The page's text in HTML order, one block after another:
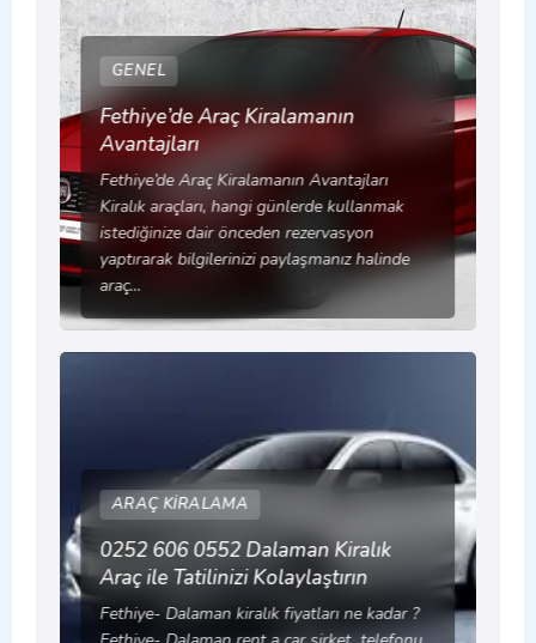
GENEL
Fethiye’de Araç Kiralamanın
Avantajları
Fethiye’de Araç Kiralamanın Avantajları
Kiralık araçları, hangi günlerde kullanmak
istediğinize dair önceden rezervasyon
yaptırarak bilgilerinizi paylaşmanız halinde
araç…
ARAÇ KIRALAMA
0252 606 0552 Dalaman Kiralık
Araç ile Tatilinizi Kolaylaştırın
Fethiye- Dalaman kiralık fiyatları ne kadar ?